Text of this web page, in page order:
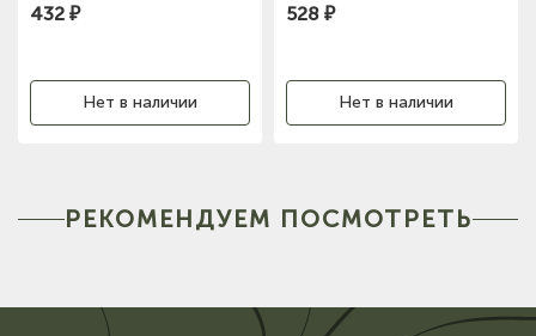
432 ₽
Нет в наличии
528 ₽
Нет в наличии
РЕКОМЕНДУЕМ ПОСМОТРЕТЬ